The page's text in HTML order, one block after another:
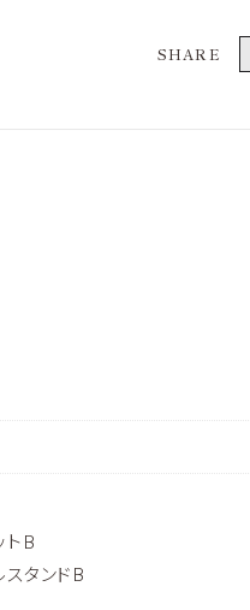
SHARE
トB
スタンドB